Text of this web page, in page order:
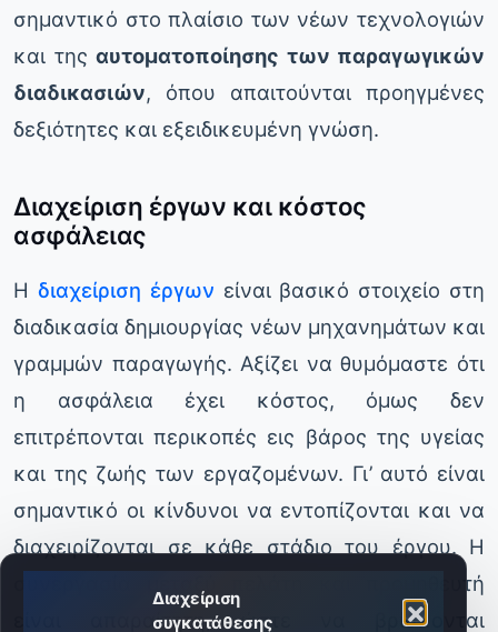
Διαχείριση
συγκατάθεσης
σημαντικό στο πλαίσιο των νέων τεχνολογιών
και της αυτοματοποίησης των παραγωγικών
διαδικασιών, όπου απαιτούνται προηγμένες
δεξιότητες και εξειδικευμένη γνώση.
Διαχείριση έργων και κόστος
ασφάλειας
Η διαχείριση έργων είναι βασικό στοιχείο στη
διαδικασία δημιουργίας νέων μηχανημάτων και
γραμμών παραγωγής. Αξίζει να θυμόμαστε ότι
η ασφάλεια έχει κόστος, όμως δεν
επιτρέπονται περικοπές εις βάρος της υγείας
και της ζωής των εργαζομένων. Γι’ αυτό είναι
σημαντικό οι κίνδυνοι να εντοπίζονται και να
διαχειρίζονται σε κάθε στάδιο του έργου. Η
συνεργασία μεταξύ πελάτη και προμηθευτή
είναι απαραίτητη, ώστε να βρίσκονται